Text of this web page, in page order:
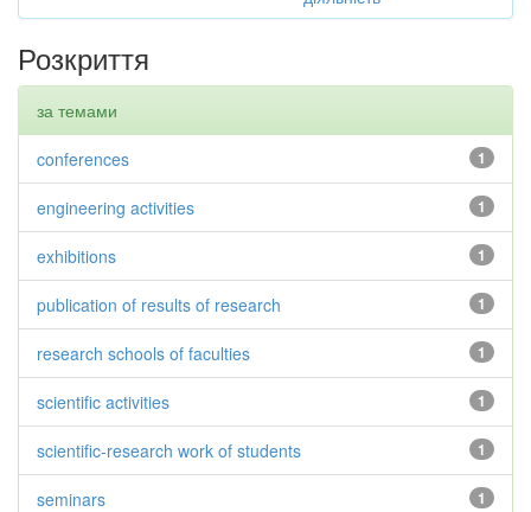
Розкриття
за темами
1
conferences
1
engineering activities
1
exhibitions
1
publication of results of research
1
research schools of faculties
1
scientific activities
1
scientific-research work of students
1
seminars